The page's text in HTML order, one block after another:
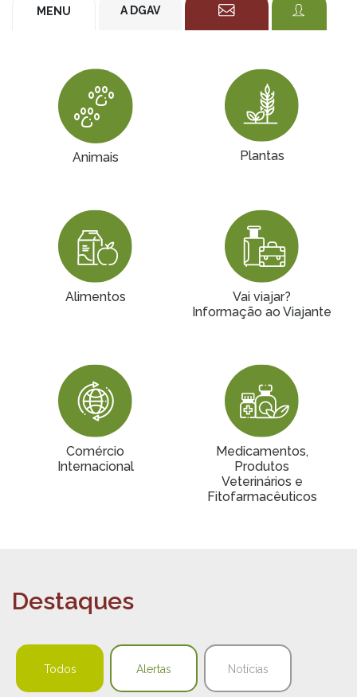
MENU A DGAV
Animais Plantas
Alimentos
Vai viajar?
Informação ao Viajante
Comércio
Internacional
Medicamentos,
Produtos
Veterinários e
Fitofarmacêuticos
Destaques
Todos Alertas Notícias